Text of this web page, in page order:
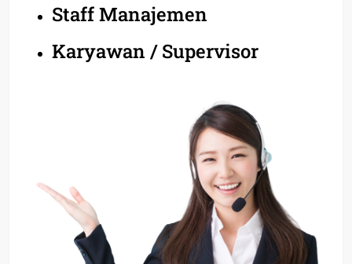
Staff Manajemen
Karyawan / Supervisor